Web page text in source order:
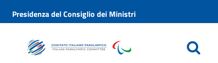
Presidenza del Consiglio dei Ministri